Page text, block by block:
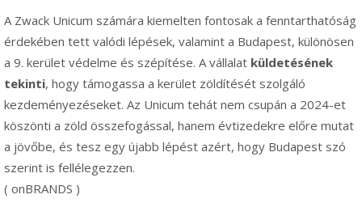
A Zwack Unicum számára kiemelten fontosak a fenntarthatóság
érdekében tett valódi lépések, valamint a Budapest, különösen
a 9. kerület védelme és szépítése. A vállalat küldetésének
tekinti, hogy támogassa a kerület zöldítését szolgáló
kezdeményezéseket. Az Unicum tehát nem csupán a 2024-et
köszönti a zöld összefogással, hanem évtizedekre előre mutat
a jövőbe, és tesz egy újabb lépést azért, hogy Budapest szó
szerint is fellélegezzen.
( onBRANDS )